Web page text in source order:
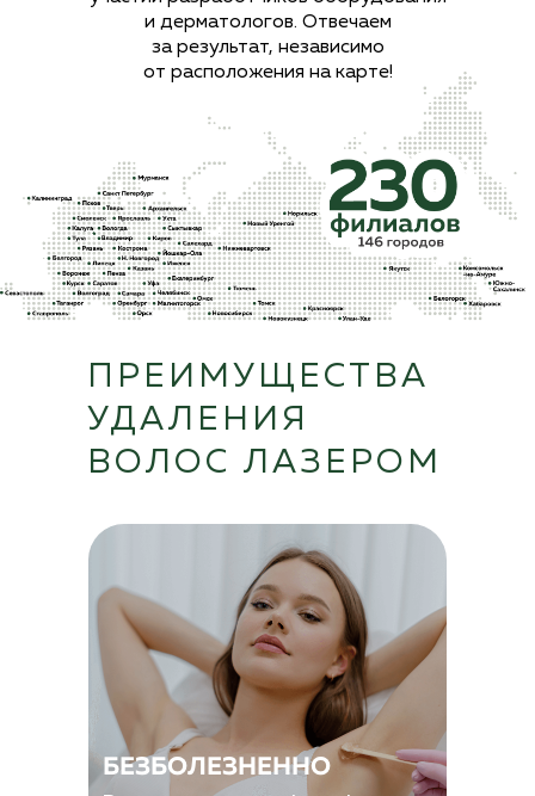
и дерматологов. Отвечаем
за результат, независимо
от расположения на карте!
ПРЕИМУЩЕСТВА
УДАЛЕНИЯ
ВОЛОС ЛАЗЕРОМ
БЕЗБОЛЕЗНЕННО